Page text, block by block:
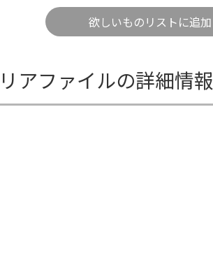
欲しいものリストに追加
アファイルの詳細情報